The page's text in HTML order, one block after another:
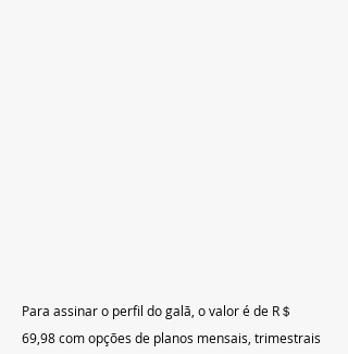
Para assinar o perfil do galã, o valor é de R＄
69,98 com opções de planos mensais, trimestrais